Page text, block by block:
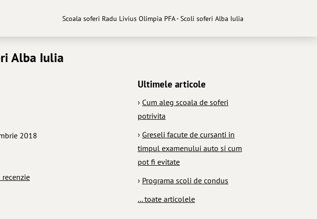
Scoala soferi Radu Livius Olimpia PFA - Scoli soferi Alba Iulia
Alba Iulia
2018
Ultimele articole
› Cum aleg scoala de soferi
potrivita
› Greseli facute de cursanti in
timpul examenului auto si cum
pot fi evitate
› Programa scoli de condus
... toate articolele